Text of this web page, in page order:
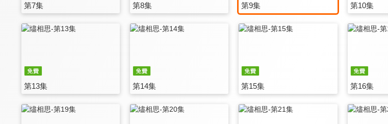
第7集 第8集 第9集 第10集
第13集 第14集 第15集 第16集